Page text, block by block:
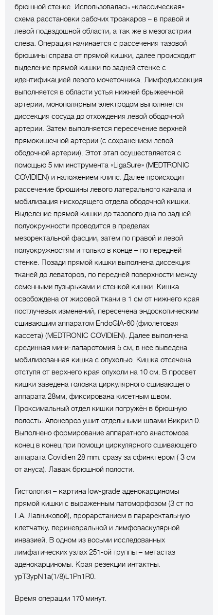
брюшной стенке. Использовалась «классическая»
схема расстановки рабочих троакаров – в правой и
левой подвздошной области, а так же в мезогастрии
слева. Операция начинается с рассечения тазовой
брюшины справа от прямой кишки, далее происходит
выделение прямой кишки по задней стенке с
идентификацией левого мочеточника. Лимфодиссекция
выполняется в области устья нижней брыжеечной
артерии, монополярным электродом выполняется
диссекция сосуда до отхождения левой ободочной
артерии. Затем выполняется пересечение верхней
прямокишечной артерии (с сохранением левой
ободочной артерии). Этот этап осуществляется с
помощью 5 мм инструмента «LigaSure» (MEDTRONIC
COVIDIEN) и наложением клипс. Далее происходит
рассечение брюшины левого латерального канала и
мобилизация нисходящего отдела ободочной кишки.
Выделение прямой кишки до тазового дна по задней
полуокружности проводится в пределах
мезоректальной фасции, затем по правой и левой
полуокружностям и только в конце – по передней
стенке. Позади прямой кишки выполнена диссекция
тканей до леваторов, по передней поверхности между
семенными пузырьками и стенкой кишки. Кишка
освобождена от жировой ткани в 1 см от нижнего края
постлучевых изменений, пересечена эндоскопическим
сшивающим аппаратом EndoGIA-60 (фиолетовая
кассета) (MEDTRONIC COVIDIEN). Далее выполнена
срединная мини-лапаротомия 5 см, в нее выведена
мобилизованная кишка с опухолью. Кишка отсечена
отступя от верхнего края опухоли на 10 см. В просвет
кишки заведена головка циркулярного сшивающего
аппарата 28мм, фиксирована кисетным швом.
Проксимальный отдел кишки погружён в брюшную
полость. Апоневроз ушит отдельными швами Викрил 0.
Выполнено формирование аппаратного анастомоза
конец в конец при помощи циркулярного сшивающего
аппарата Covidien 28 mm. сразу за сфинктером ( 3 см
от ануса). Лаваж брюшной полости.
Гистология – картина low-grade аденокарциномы
прямой кишки с выраженным патоморфозом (3 ст по
Г.А. Лавниковой), прорарстанием в параректальную
клетчатку, периневральной и лимфоваскулярной
инвазией. В одном из восьми исследованных
лимфатических узлах 251-ой группы – метастаз
аденокарциномы. Края резекции интактны.
ypT3ypN1a(1/8)L1Pn1R0.
Время операции 170 минут.